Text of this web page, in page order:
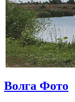
Волга Фото